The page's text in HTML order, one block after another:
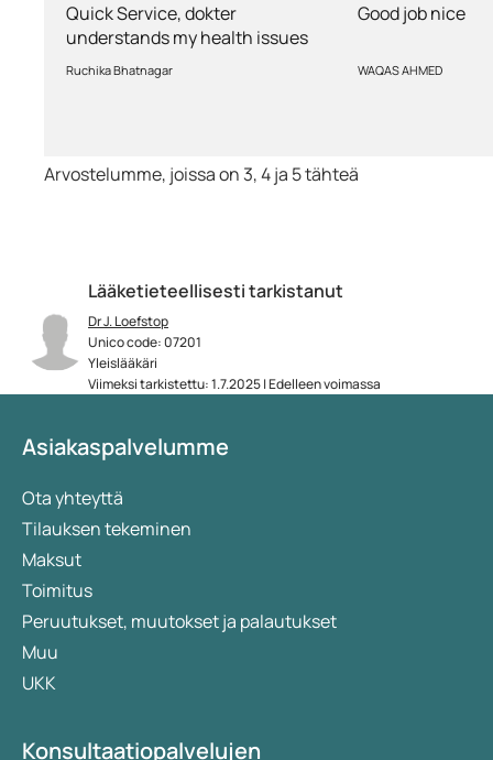
Lääketieteellisesti tarkistanut
Dr J. Loefstop
Unico code: 07201
Yleislääkäri
Viimeksi tarkistettu: 1.7.2025 | Edelleen voimassa
Quick Service, dokter
understands my health issues
and good diagnosis
Ruchika Bhatnagar
Good job nice
WAQAS AHMED
Arvostelumme, joissa on 3, 4 ja 5 tähteä
Asiakaspalvelumme
Ota yhteyttä
Tilauksen tekeminen
Maksut
Toimitus
Peruutukset, muutokset ja palautukset
Muu
UKK
Konsultaatiopalvelujen